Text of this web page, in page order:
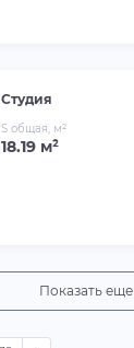
Студия
S общая, м²
18.19 м²
Показать еще